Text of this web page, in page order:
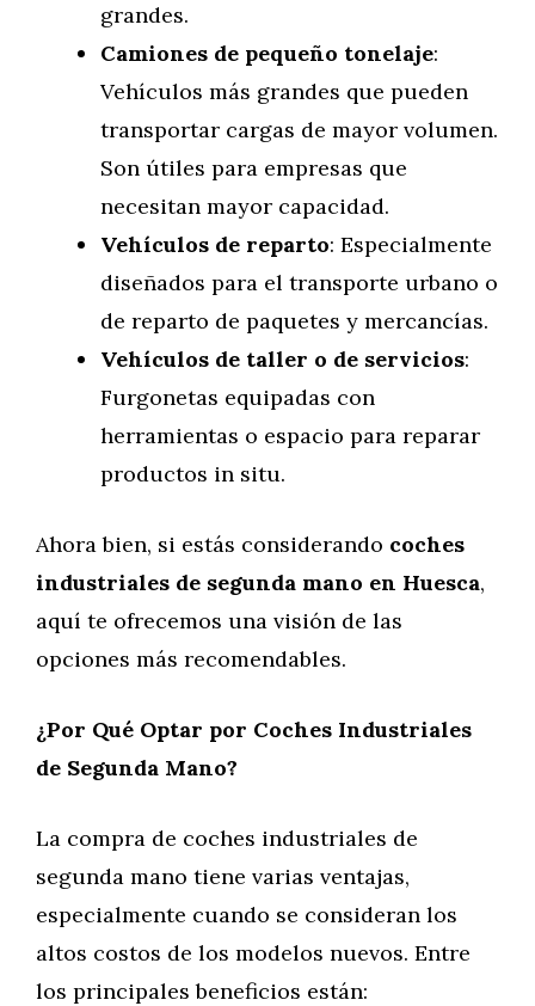
grandes.
Camiones de pequeño tonelaje:
Vehículos más grandes que pueden
transportar cargas de mayor volumen.
Son útiles para empresas que
necesitan mayor capacidad.
Vehículos de reparto: Especialmente
diseñados para el transporte urbano o
de reparto de paquetes y mercancías.
Vehículos de taller o de servicios:
Furgonetas equipadas con
herramientas o espacio para reparar
productos in situ.
Ahora bien, si estás considerando coches
industriales de segunda mano en Huesca,
aquí te ofrecemos una visión de las
opciones más recomendables.
¿Por Qué Optar por Coches Industriales
de Segunda Mano?
La compra de coches industriales de
segunda mano tiene varias ventajas,
especialmente cuando se consideran los
altos costos de los modelos nuevos. Entre
los principales beneficios están: